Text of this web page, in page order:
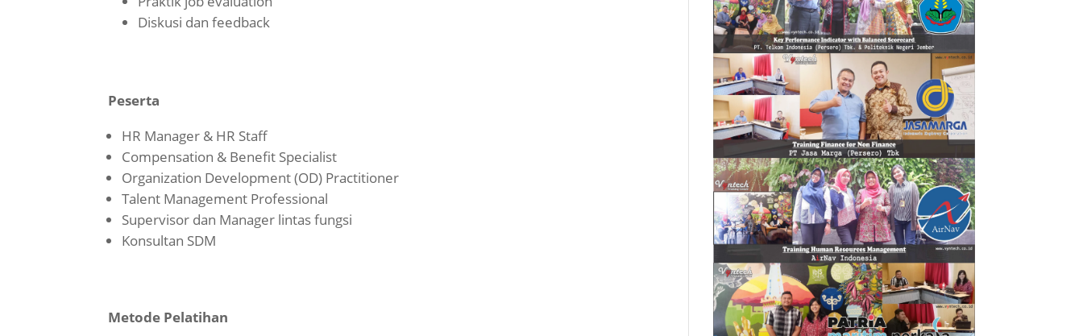
Diskusi dan feedback
Peserta
HR Manager & HR Staff
Compensation & Benefit Specialist
Organization Development (OD) Practitioner
Talent Management Professional
Supervisor dan Manager lintas fungsi
Konsultan SDM
Metode Pelatihan